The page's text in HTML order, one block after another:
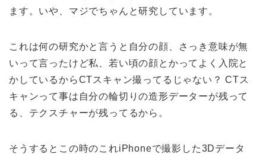
ます。いや、マジでちゃんと研究しています。
これは何の研究かと言うと自分の顔、さっき意味が無
いって言ったけど私、若い頃の顔とかってよく入院と
かしているからCTスキャン撮ってるじゃない？ CTス
キャンって事は自分の輪切りの造形データーが残って
る、テクスチャーが残ってるから。
そうするとこの時のこれiPhoneで撮影した3Dデータ